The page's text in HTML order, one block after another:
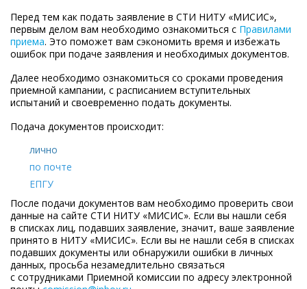
Перед тем как подать заявление в СТИ НИТУ «МИСИС»,
первым делом вам необходимо ознакомиться с Правилами
приема. Это поможет вам сэкономить время и избежать
ошибок при подаче заявления и необходимых документов.
Далее необходимо ознакомиться со сроками проведения
приемной кампании, с расписанием вступительных
испытаний и своевременно подать документы.
Подача документов происходит:
лично
по почте
ЕПГУ
После подачи документов вам необходимо проверить свои
данные на сайте СТИ НИТУ «МИСИС». Если вы нашли себя
в списках лиц, подавших заявление, значит, ваше заявление
принято в НИТУ «МИСИС». Если вы не нашли себя в списках
подавших документы или обнаружили ошибки в личных
данных, просьба незамедлительно связаться
с сотрудниками Приемной комиссии по адресу электронной